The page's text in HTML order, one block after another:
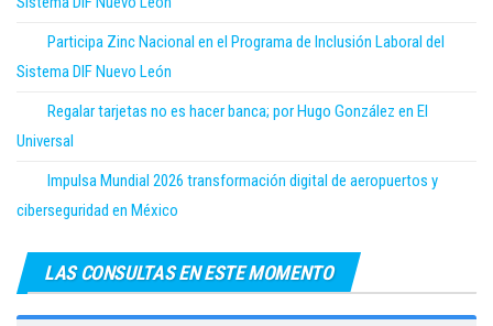
Participa Zinc Nacional en el Programa de Inclusión Laboral del
Sistema DIF Nuevo León
Regalar tarjetas no es hacer banca; por Hugo González en El
Universal
Impulsa Mundial 2026 transformación digital de aeropuertos y
ciberseguridad en México
LAS CONSULTAS EN ESTE MOMENTO